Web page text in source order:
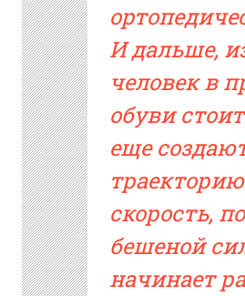
И дальше,
человек в
обуви
еще
скорость,
бешеной
начинает